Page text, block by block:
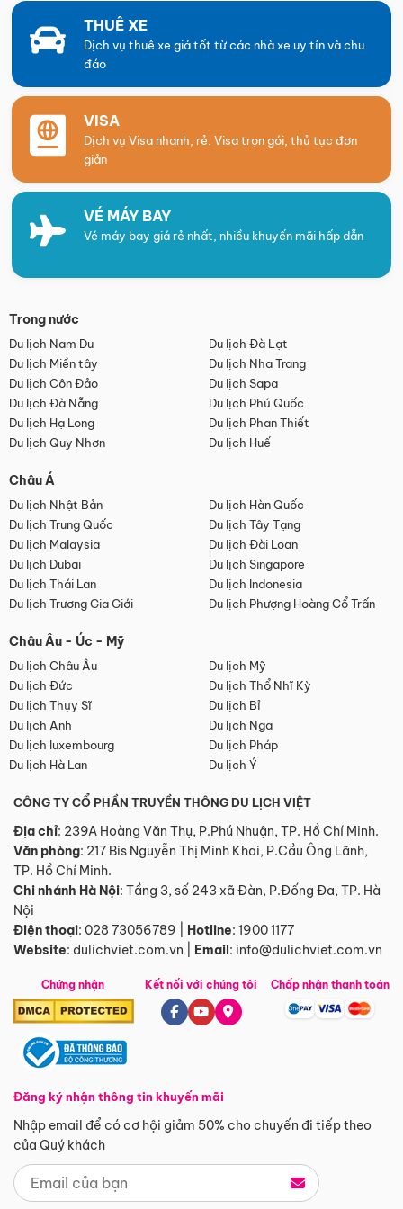
THUÊ XE
Dịch vụ thuê xe giá tốt từ các nhà xe uy tín và chu
đáo
VISA
Dịch vụ Visa nhanh, rẻ. Visa trọn gói, thủ tục đơn
giản
VÉ MÁY BAY
Vé máy bay giá rẻ nhất, nhiều khuyến mãi hấp dẫn
Trong nước
Du lịch Nam Du
Du lịch Đà Lạt
Du lịch Miền tây
Du lịch Nha Trang
Du lịch Côn Đảo
Du lịch Sapa
Du lịch Đà Nẵng
Du lịch Phú Quốc
Du lịch Hạ Long
Du lịch Phan Thiết
Du lịch Quy Nhơn
Du lịch Huế
Châu Á
Du lịch Nhật Bản
Du lịch Hàn Quốc
Du lịch Trung Quốc
Du lịch Tây Tạng
Du lịch Malaysia
Du lịch Đài Loan
Du lịch Dubai
Du lịch Singapore
Du lịch Thái Lan
Du lịch Indonesia
Du lịch Trương Gia Giới
Du lịch Phượng Hoàng Cổ Trấn
Châu Âu - Úc - Mỹ
Du lịch Châu Âu
Du lịch Mỹ
Du lịch Đức
Du lịch Thổ Nhĩ Kỳ
Du lịch Thụy Sĩ
Du lịch Bỉ
Du lịch Anh
Du lịch Nga
Du lịch luxembourg
Du lịch Pháp
Du lịch Hà Lan
Du lịch Ý
CÔNG TY CỔ PHẦN TRUYỀN THÔNG DU LỊCH VIỆT
Địa chỉ: 239A Hoàng Văn Thụ, P.Phú Nhuận, TP. Hồ Chí Minh.
Văn phòng: 217 Bis Nguyễn Thị Minh Khai, P.Cầu Ông Lãnh,
TP. Hồ Chí Minh.
Chi nhánh Hà Nội: Tầng 3, số 243 xã Đàn, P.Đống Đa, TP. Hà
Nội
Điện thoại: 028 73056789 Hotline: 1900 1177
Website: dulichviet.com.vn Email: info@dulichviet.com.vn
Chứng nhận
Đăng ký nhận thông tin khuyến mãi
Nhập email để có cơ hội giảm 50% cho chuyến đi tiếp theo
của Quý khách
Kết nối với chúng tôi Chấp nhận thanh toán